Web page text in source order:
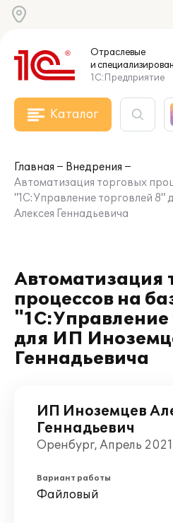
Отраслевые
и
1С:Предприятие
Каталог
Главная
Внедрения
Автоматизация торговых
"1С:Управление торговлей 8"
Алексея Геннадьевича
Автоматизация
процессов на
"1С:Управление
для ИП
Геннадьевича
ИП Иноземцев
Геннадьевич
Оренбург, Апрель 2021
Вариант работы
Файловый